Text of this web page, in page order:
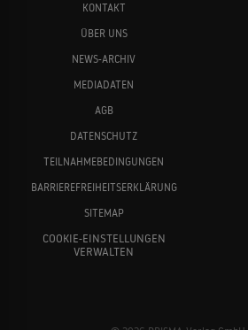
KONTAKT
ÜBER UNS
NEWS-ARCHIV
MEDIADATEN
AGB
DATENSCHUTZ
TEILNAHMEBEDINGUNGEN
BARRIEREFREIHEITSERKLÄRUNG
SITEMAP
COOKIE-EINSTELLUNGEN
VERWALTEN